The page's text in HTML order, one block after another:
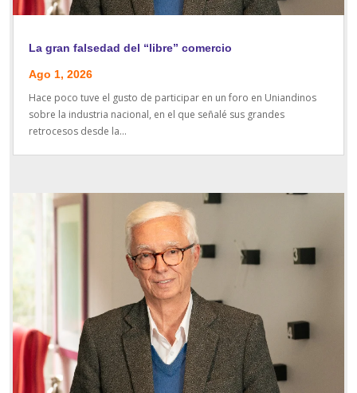
La gran falsedad del “libre” comercio
Ago 1, 2026
Hace poco tuve el gusto de participar en un foro en Uniandinos
sobre la industria nacional, en el que señalé sus grandes
retrocesos desde la...